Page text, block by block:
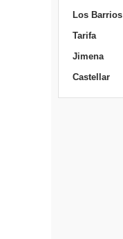
Los Barrios
Tarifa
Jimena
Castellar